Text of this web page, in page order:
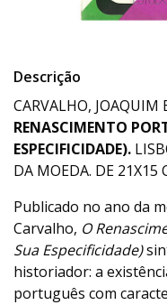
Descrição
CARVALHO, JOAQUIM
RENASCIMENTO
ESPECIFICIDADE).
DA MOEDA. DE 21X15
Publicado no ano da
Carvalho, O
Sua Especificidade)
historiador: a
português com